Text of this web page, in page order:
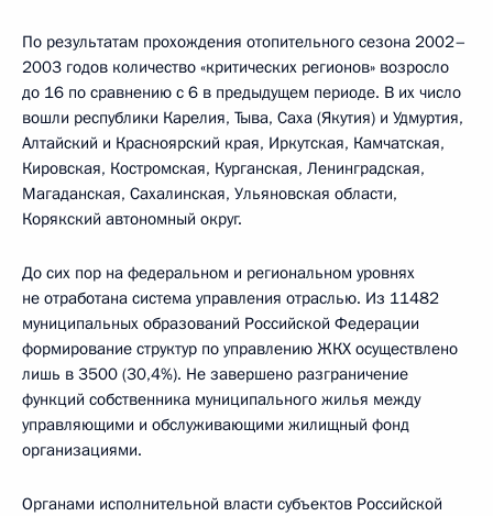
По результатам прохождения отопительного сезона 2002–
2003 годов количество «критических регионов» возросло
до 16 по сравнению с 6 в предыдущем периоде. В их число
вошли республики Карелия, Тыва, Саха (Якутия) и Удмуртия,
Алтайский и Красноярский края, Иркутская, Камчатская,
Кировская, Костромская, Курганская, Ленинградская,
Магаданская, Сахалинская, Ульяновская области,
Корякский автономный округ.
До сих пор на федеральном и региональном уровнях
не отработана система управления отраслью. Из 11482
муниципальных образований Российской Федерации
формирование структур по управлению ЖКХ осуществлено
лишь в 3500 (30,4%). Не завершено разграничение
функций собственника муниципального жилья между
управляющими и обслуживающими жилищный фонд
организациями.
Органами исполнительной власти субъектов Российской